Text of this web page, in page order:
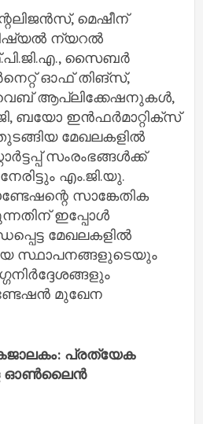
മെഷീന്
ന്യറൽ
സൈബർ
ഓഫ് തിങ്‌സ്,
ആപ്ലിക്കേഷനുകൾ,
ബയോ ഇൻഫർമാറ്റിക്‌സ്
മേഖലകളിൽ
സംരംഭങ്ങൾക്ക്
എം.ജി.യു.
സാങ്കേതിക
ഇപ്പോൾ
മേഖലകളിൽ
സ്ഥാപനങ്ങളുടെയും
മുഖേന
പ്രത്യേക
ഓൺലൈൻ